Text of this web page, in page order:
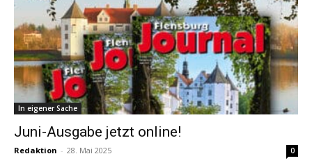
In eigener Sache
Juni-Ausgabe jetzt online!
Redaktion - 28. Mai 2025 0